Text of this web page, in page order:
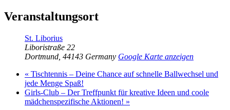
Veranstaltungsort
St. Liborius
Liboristraße 22
Dortmund 44143 Germany Google Karte anzeigen
« Tischtennis – Deine Chance auf schnelle Ballwechsel und
jede Menge Spaß!
Girls-Club – Der Treffpunkt für kreative Ideen und coole
mädchenspezifische Aktionen! »